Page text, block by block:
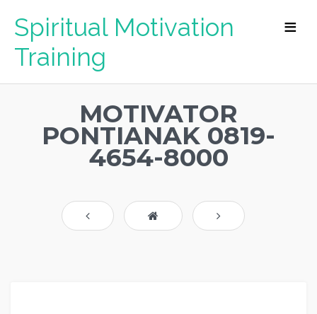
Spiritual Motivation
Training
MOTIVATOR
PONTIANAK 0819-
4654-8000